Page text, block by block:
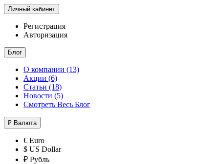
Личный кабинет
Регистрация
Авторизация
Блог
О компании (13)
Акции (6)
Статьи (18)
Новости (5)
Смотреть Весь Блог
₽ Валюта
€ Euro
$ US Dollar
₽ Рубль